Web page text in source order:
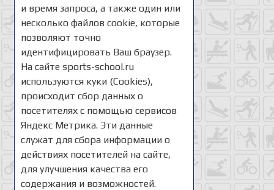
и время запроса, а также один или
несколько файлов cookie, которые
позволяют точно
идентифицировать Ваш браузер.
На сайте sports-school.ru
используются куки (Cookies),
происходит сбор данных о
посетителях с помощью сервисов
Яндекс Метрика. Эти данные
служат для сбора информации о
действиях посетителей на сайте,
для улучшения качества его
содержания и возможностей.